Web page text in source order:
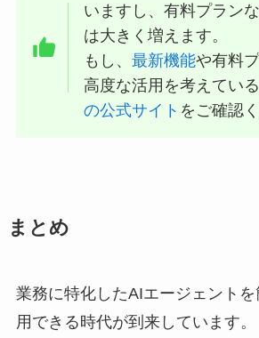
いますし、有料プラン
は大きく増えます。
もし、最新機能や有料
高度な活用を考えてい
の公式サイト をご確認
まとめ
業務に特化したAIエージェント
用できる時代が到来しています。